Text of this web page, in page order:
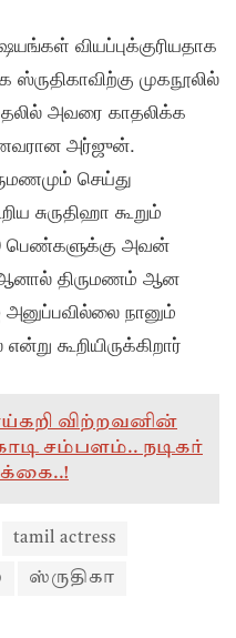
வியப்புக்குரியதாக
ஸ்ருதிகாவிற்கு முகநூலில்
அவரை காதலிக்க
அர்ஜுன்.
செய்து
சுருதிஹா கூறும்
பெண்களுக்கு அவன்
ஆனால் திருமணம் ஆன
நானும்
கூறியிருக்கிறார்
விற்றவனின்
சம்பளம்.. நடிகர்
tamil actress
ஸ்ருதிகா